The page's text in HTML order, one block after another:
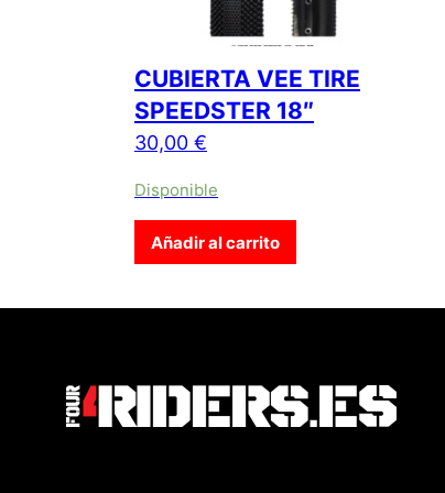
CUBIERTA VEE TIRE
SPEEDSTER 18″
30,00 €
Disponible
Añadir al carrito